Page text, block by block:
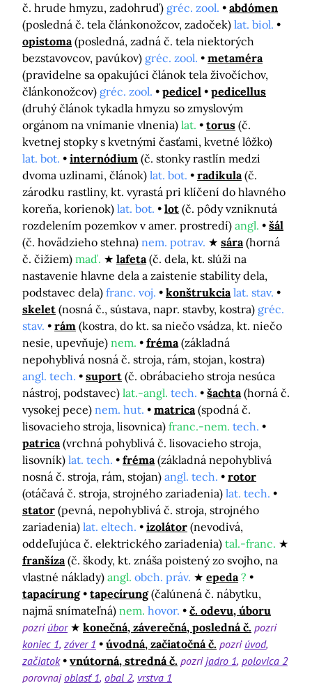
č. hrude hmyzu, zadohruď) gréc. zool.
abdómen
(posledná č. tela článkonožcov, zadoček) lat. biol.
opistoma (posledná, zadná č. tela niektorých
bezstavovcov, pavúkov) gréc. zool.
metaméra
(pravidelne sa opakujúci článok tela živočíchov,
článkonožcov) gréc. zool. pedicel
pedicellus
(druhý článok tykadla hmyzu so zmyslovým
orgánom na vnímanie vlnenia) lat. torus (č.
kvetnej stopky s kvetnými časťami, kvetné lôžko)
lat. bot.
internódium (č. stonky rastlín medzi
dvoma uzlinami, článok) lat. bot. radikula (č.
zárodku rastliny, kt. vyrastá pri klíčení do hlavného
koreňa, korienok) lat. bot. lot (č. pôdy vzniknutá
rozdelením pozemkov v amer. prostredí) angl.
šál
(č. hovädzieho stehna) nem. potrav. sára (horná
č. čižiem) maď. lafeta (č. dela, kt. slúži na
nastavenie hlavne dela a zaistenie stability dela,
podstavec dela) franc. voj. konštrukcia lat. stav.
skelet (nosná č., sústava, napr. stavby, kostra) gréc.
stav.
rám (kostra, do kt. sa niečo vsádza, kt. niečo
nesie, upevňuje) nem. fréma (základná
nepohyblivá nosná č. stroja, rám, stojan, kostra)
angl. tech.
suport (č. obrábacieho stroja nesúca
nástroj, podstavec) lat.-angl. tech. šachta (horná č.
vysokej pece) nem. hut. matrica (spodná č.
lisovacieho stroja, lisovnica) franc.-nem. tech.
patrica (vrchná pohyblivá č. lisovacieho stroja,
lisovník) lat. tech. fréma (základná nepohyblivá
nosná č. stroja, rám, stojan) angl. tech.
rotor
(otáčavá č. stroja, strojného zariadenia) lat. tech.
stator (pevná, nepohyblivá č. stroja, strojného
zariadenia) lat. eltech. izolátor (nevodivá,
oddeľujúca č. elektrického zariadenia) tal.-franc.
franšíza (č. škody, kt. znáša poistený zo svojho, na
vlastné náklady) angl. obch. práv. epeda ?
tapacírung
tapecírung (čalúnená č. nábytku,
najmä snímateľná) nem. hovor.
č. odevu, úboru
pozri úbor konečná, záverečná, posledná č. pozri
koniec 1 záver 1 úvodná, začiatočná č. pozri úvod
začiatok
vnútorná, stredná č. pozrijadro 1 polovica 2
porovnajoblasť 1 obal 2 vrstva 1